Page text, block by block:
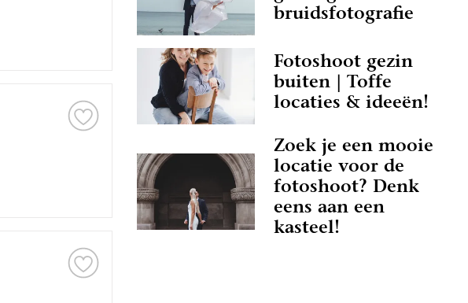
bruidsfotografie
Fotoshoot gezin
buiten | Toffe
locaties & ideeën!
Zoek je een mooie
locatie voor de
fotoshoot? Denk
eens aan een
kasteel!